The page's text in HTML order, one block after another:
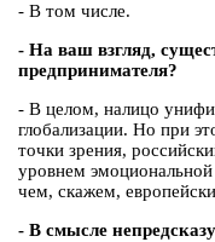
- В том числе.
- На ваш взгляд,
предпринимателя?
- В целом, налицо
глобализации. Но при
точки зрения,
уровнем эмоциональной
чем, скажем,
- В смысле